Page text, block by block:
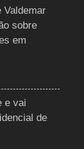
Valdemar
sobre
em
e vai
de